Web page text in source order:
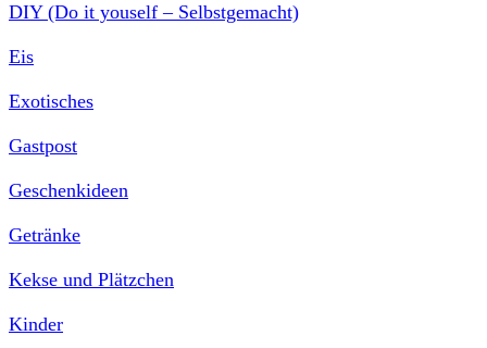
DIY (Do it youself – Selbstgemacht)
Eis
Exotisches
Gastpost
Geschenkideen
Getränke
Kekse und Plätzchen
Kinder